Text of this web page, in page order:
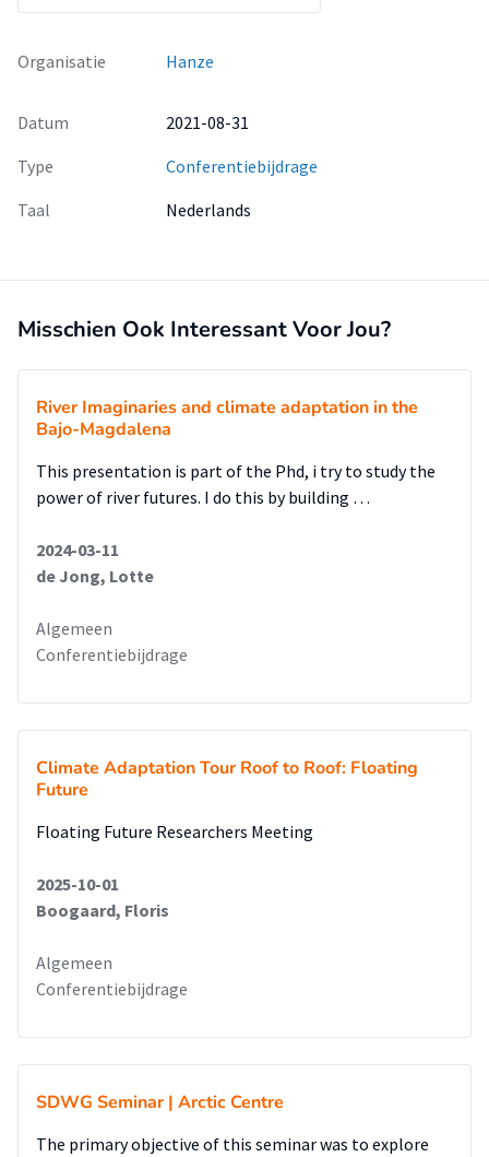
Organisatie Hanze
Datum
2021-08-31
Type
Conferentiebijdrage
Taal
Nederlands
Misschien Ook Interessant Voor Jou?
River Imaginaries and climate adaptation in the
Bajo-Magdalena
This presentation is part of the Phd, i try to study the
power of river futures. I do this by building …
2024-03-11
de Jong, Lotte
Algemeen
Conferentiebijdrage
Climate Adaptation Tour Roof to Roof: Floating
Future
Floating Future Researchers Meeting
2025-10-01
Boogaard, Floris
Algemeen
Conferentiebijdrage
SDWG Seminar | Arctic Centre
The primary objective of this seminar was to explore